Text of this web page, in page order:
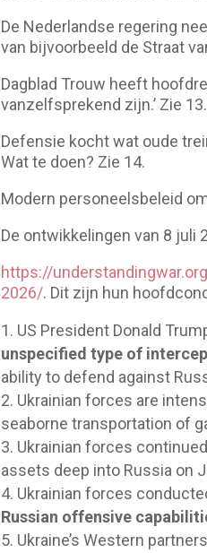
De Nederlandse regering
van bijvoorbeeld de Straat
Dagblad Trouw heeft
vanzelfsprekend zijn.’ Zie 13.
Defensie kocht wat oude
Wat te doen? Zie 14.
Modern personeelsbeleid
De ontwikkelingen van 8 juli
https://
2026/. Dit zijn hun
US President Donald
unspecified type of
ability to defend against
Ukrainian forces are
seaborne transportation of
Ukrainian forces
assets deep into Russia on
Ukrainian forces
Russian offensive
Ukraine’s Western